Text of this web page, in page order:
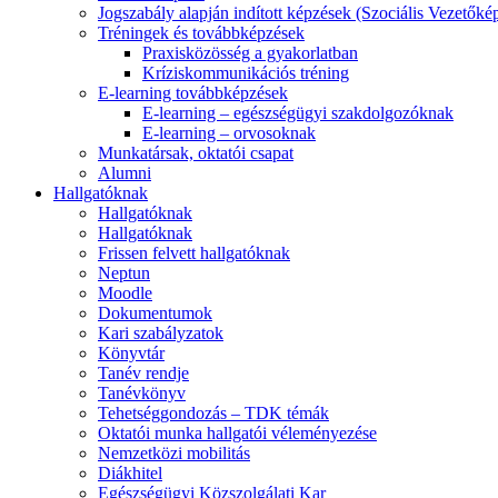
Jogszabály alapján indított képzések (Szociális
Tréningek és továbbképzések
Praxisközösség a gyakorlatban
Kríziskommunikációs tréning
E-learning továbbképzések
E-learning – egészségügyi szakdolgozóknak
E-learning – orvosoknak
Munkatársak, oktatói csapat
Alumni
Hallgatóknak
Hallgatóknak
Hallgatóknak
Frissen felvett hallgatóknak
Neptun
Moodle
Dokumentumok
Kari szabályzatok
Könyvtár
Tanév rendje
Tanévkönyv
Tehetséggondozás – TDK témák
Oktatói munka hallgatói véleményezése
Nemzetközi mobilitás
Diákhitel
Egészségügyi Közszolgálati Kar